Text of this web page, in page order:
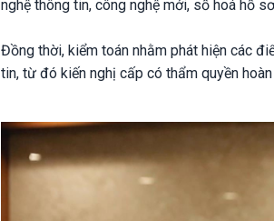
nghệ thông tin, công nghệ mới, số hoá hồ
Đồng thời, kiểm toán nhằm phát hiện các
tin, từ đó kiến nghị cấp có thẩm quyền